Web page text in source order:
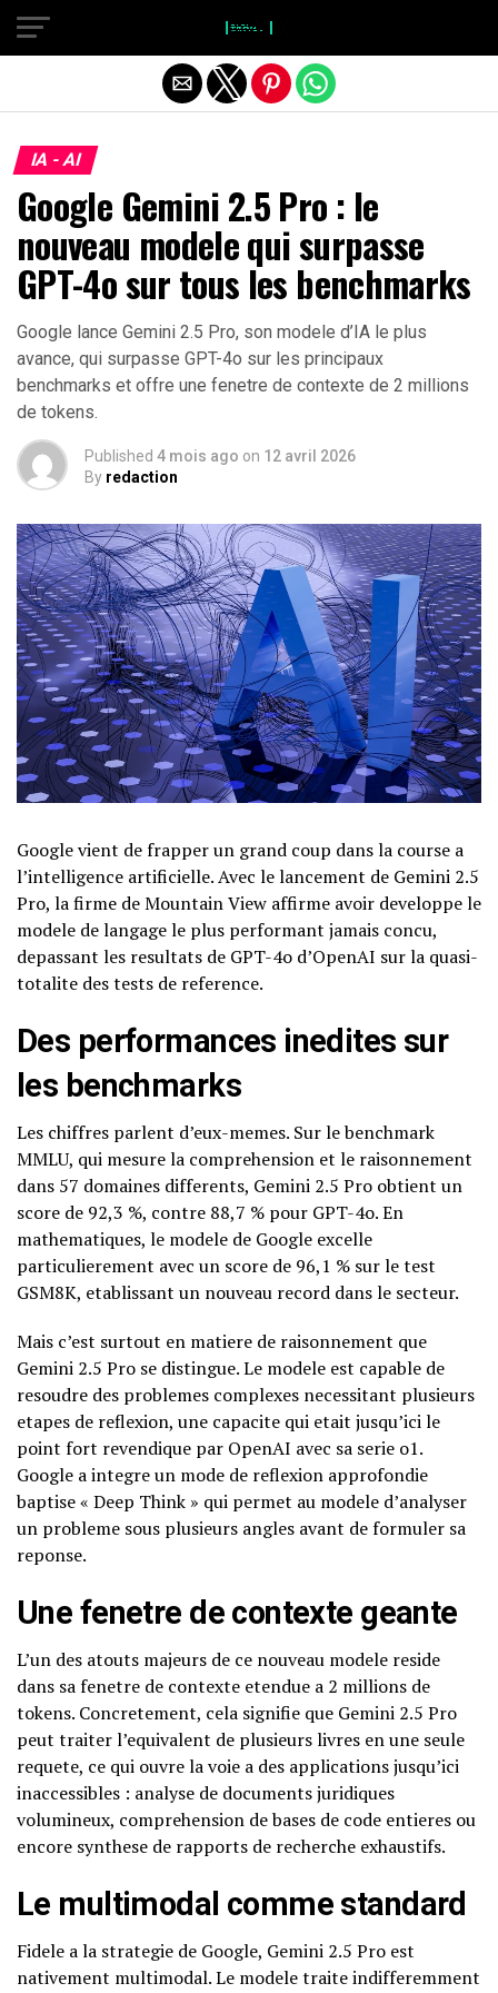
IA - AI
Google Gemini 2.5 Pro : le
nouveau modele qui surpasse
GPT-4o sur tous les benchmarks
Google lance Gemini 2.5 Pro, son modele d’IA le plus
avance, qui surpasse GPT-4o sur les principaux
benchmarks et offre une fenetre de contexte de 2 millions
de tokens.
Published 4 mois ago on 12 avril 2026
By redaction
Google vient de frapper un grand coup dans la course a
l’intelligence artificielle. Avec le lancement de Gemini 2.5
Pro, la firme de Mountain View affirme avoir developpe le
modele de langage le plus performant jamais concu,
depassant les resultats de GPT-4o d’OpenAI sur la quasi-
totalite des tests de reference.
Des performances inedites sur
les benchmarks
Les chiffres parlent d’eux-memes. Sur le benchmark
MMLU, qui mesure la comprehension et le raisonnement
dans 57 domaines differents, Gemini 2.5 Pro obtient un
score de 92,3 %, contre 88,7 % pour GPT-4o. En
mathematiques, le modele de Google excelle
particulierement avec un score de 96,1 % sur le test
GSM8K, etablissant un nouveau record dans le secteur.
Mais c’est surtout en matiere de raisonnement que
Gemini 2.5 Pro se distingue. Le modele est capable de
resoudre des problemes complexes necessitant plusieurs
etapes de reflexion, une capacite qui etait jusqu’ici le
point fort revendique par OpenAI avec sa serie o1.
Google a integre un mode de reflexion approfondie
baptise « Deep Think » qui permet au modele d’analyser
un probleme sous plusieurs angles avant de formuler sa
reponse.
Une fenetre de contexte geante
L’un des atouts majeurs de ce nouveau modele reside
dans sa fenetre de contexte etendue a 2 millions de
tokens. Concretement, cela signifie que Gemini 2.5 Pro
peut traiter l’equivalent de plusieurs livres en une seule
requete, ce qui ouvre la voie a des applications jusqu’ici
inaccessibles : analyse de documents juridiques
volumineux, comprehension de bases de code entieres ou
encore synthese de rapports de recherche exhaustifs.
Le multimodal comme standard
Fidele a la strategie de Google, Gemini 2.5 Pro est
nativement multimodal. Le modele traite indifferemment